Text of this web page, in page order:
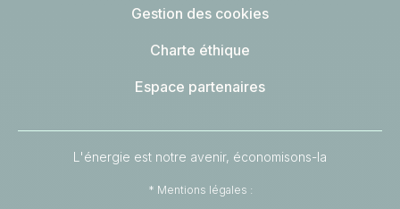
Gestion des cookies
Charte éthique
Espace partenaires
L'énergie est notre avenir, économisons-la
* Mentions légales :